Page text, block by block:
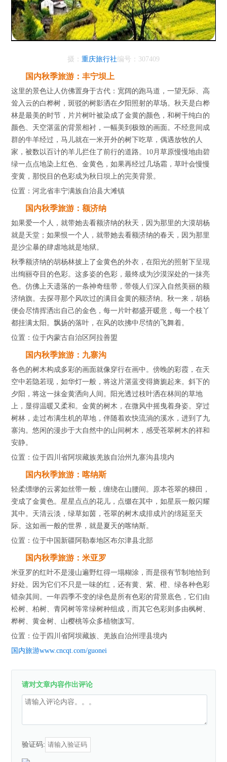
摄： 重庆旅行社编号：307409
国内秋季旅游：丰宁坝上
这里的景色让人仿佛置身于古代：宽阔的跑马道，一望无际、高
耸入云的白桦树，斑驳的树影洒在夕阳照射的草场。秋天是白桦
林是最美的时节，片片树叶被染成了金黄的颜色，和树干纯白的
颜色、天空湛蓝的背景相衬，一幅美到极致的画面。不经意间成
群的牛羊经过，马儿就在一米开外的树下吃草，偶遇放牧的人
家，被数以百计的羊儿拦住了前行的道路。10月草原慢慢地由碧
绿一点点地染上红色、金黄色，如果再经过几场霜，草叶会慢慢
变黄，那悦目的色彩成为秋日坝上的完美背景。
位置：河北省丰宁满族自治县大滩镇
国内秋季旅游：额济纳
如果爱一个人，就带她去看额济纳的秋天，因为那里的大漠胡杨
就是天堂；如果恨一个人，就带她去看额济纳的春天，因为那里
是沙尘暴的肆虐地就是地狱。
秋季额济纳的胡杨林披上了金黄色的外衣，在阳光的照射下呈现
出绚丽夺目的色彩。这多姿的色彩，最终成为沙漠深处的一抹亮
色。仿佛上天遗落的一条神奇纽带，带领人们深入自然美丽的额
济纳旗。去探寻那个风吹过的满目金黄的额济纳。秋一来，胡杨
便会尽情挥洒出自己的金色，每一片叶都盛开暖意，每一个枝丫
都挂满太阳。飘扬的落叶，在风的吹拂中尽情的飞舞着。
位置：位于内蒙古自治区阿拉善盟
国内秋季旅游：九寨沟
各色的树木构成多彩的画面就像穿行在画中。傍晚的彩霞，在天
空中若隐若现，如华灯一般，将这片湛蓝变得旖旎起来。斜下的
夕阳，将这一抹金黄洒向人间。阳光透过枝叶洒在林间的草地
上，显得温暖又柔和。金黄的树木，在微风中摇曳着身姿。穿过
树林，走过布满生机的草地，伴随着欢快流淌的溪水，进到了九
寨沟。悠闲的漫步于大自然中的山间树木，感受苍翠树木的祥和
安静。
位置：位于四川省阿坝藏族羌族自治州九寨沟县境内
国内秋季旅游：喀纳斯
轻柔缥缈的云雾如丝带一般，缠绕在山腰间。原本苍翠的梯田，
变成了金黄色。星星点点的花儿，点缀在其中，如星辰一般闪耀
其中。天清云淡，绿草如茵，苍翠的树木成排成片的绵延至天
际。这如画一般的世界，就是夏天的喀纳斯。
位置：位于中国新疆阿勒泰地区布尔津县北部
国内秋季旅游：米亚罗
米亚罗的红叶不是漫山遍野红得一塌糊涂，而是很有节制地恰到
好处。因为它们不只是一味的红，还有黄、紫、橙、绿各种色彩
错杂其间。一年四季不变的绿色是所有色彩的背景底色，它们由
松树、柏树、青冈树等常绿树种组成，而其它色彩则多由枫树、
桦树、黄金树、山樱桃等众多植物泼写。
位置：位于四川省阿坝藏族、羌族自治州理县境内
国内旅游www.cncqt.com/guonei
请对文章内容作出评论
验证码: